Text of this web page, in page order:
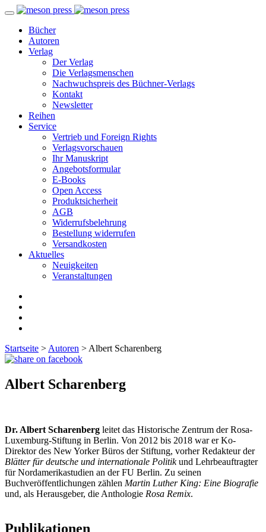
Bücher
Autoren
Verlag
Der Verlag
Die Verlagsmenschen
Nachwuchspreis des Büchner-Verlags
Kontakt
Newsletter
Reihen
Service
Vertrieb und Foreign Rights
Verlagsvorschauen
Ihr Manuskript
Angebotsformular
E-Books
Open Access
Produktsicherheit
AGB
Widerrufsbelehrung
Bestellung widerrufen
Versandkosten
Aktuelles
Neuigkeiten
Veranstaltungen
Startseite > Autoren > Albert Scharenberg
Albert Scharenberg
Dr. Albert Scharenberg leitet das Historische Zentrum der Rosa-
Luxemburg-Stiftung in Berlin. Von 2012 bis 2018 war er Ko-
Direktor des New Yorker Büros der Stiftung, vorher Redakteur der
Blätter für deutsche und internationale Politikund Lehrbeauftragter
für Nordamerikastudien an der FU Berlin. Zu seinen
Buchveröffentlichungen zählen Martin Luther King: Eine Biografie
und, als Herausgeber, die Anthologie Rosa Remix.
Publikationen